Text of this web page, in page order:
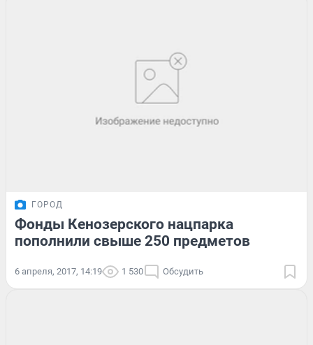
ГОРОД
Фонды Кенозерского нацпарка
пополнили свыше 250 предметов
6 апреля, 2017, 14:19 1 530 Обсудить